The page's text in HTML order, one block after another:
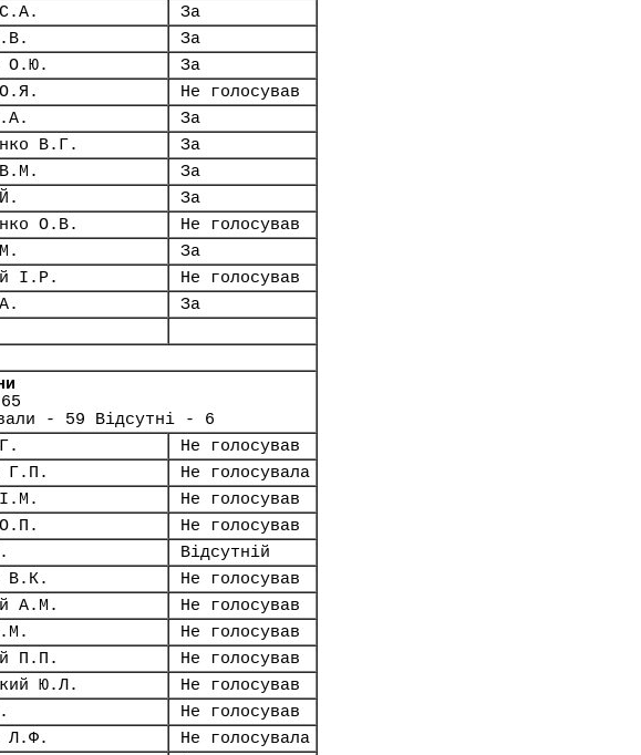
За
За
О.Ю.
За
Не голосував
За
В.Г.
За
За
За
О.В.
Не голосував
За
І.Р.
Не голосував
За
- 59 Відсутні - 6
Не голосував
Г.П.
Не голосувала
Не голосував
Не голосував
Відсутній
В.К.
Не голосував
А.М.
Не голосував
Не голосував
П.П.
Не голосував
Ю.Л.
Не голосував
Не голосував
Л.Ф.
Не голосувала